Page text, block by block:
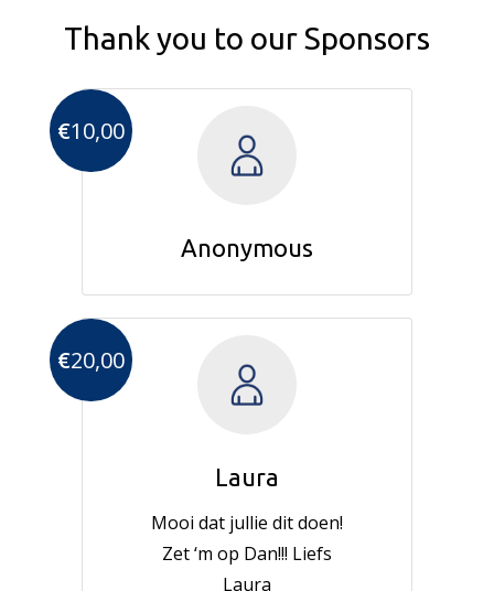
Thank you to our Sponsors
€10,00
Anonymous
€20,00
Laura
Mooi dat jullie dit doen!
Zet ‘m op Dan!!! Liefs
Laura